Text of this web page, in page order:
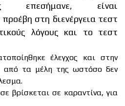
επεσήμανε, είναι
στη διενέργεια τεστ
λόγους και το τεστ
έλεγχος και στην
από τα μέλη της ωστόσο δεν
βρίσκεται σε καραντίνα, για